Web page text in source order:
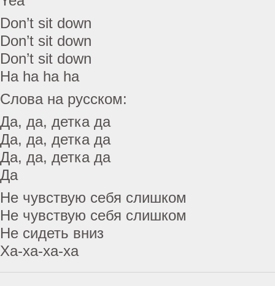
Don’t sit down
Don’t sit down
Don’t sit down
Ha ha ha ha
Слова на русском:
Да, да, детка да
Да, да, детка да
Да, да, детка да
Да
Не чувствую себя слишком
Не чувствую себя слишком
Не сидеть вниз
Ха-ха-ха-ха